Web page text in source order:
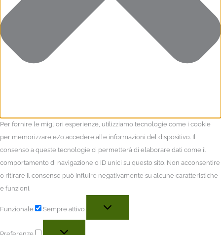
Per fornire le migliori esperienze, utilizziamo tecnologie come i cookie
per memorizzare e/o accedere alle informazioni del dispositivo. Il
consenso a queste tecnologie ci permetterà di elaborare dati come il
comportamento di navigazione o ID unici su questo sito. Non acconsentire
o ritirare il consenso può influire negativamente su alcune caratteristiche
e funzioni.
Funzionale Sempre attivo